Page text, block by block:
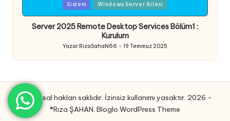
in
Sistem Windows Server Ailesi
Server 2025 Remote Desktop Services Bölüm1 :
Kurulum
Posted
by
Yazar RizaSahaN66 19 Temmuz 2025
Tüm yasal hakları saklıdır. İzinsiz kullanımı yasaktır. 2026 -
®Rıza ŞAHAN. Bloglo WordPress Theme